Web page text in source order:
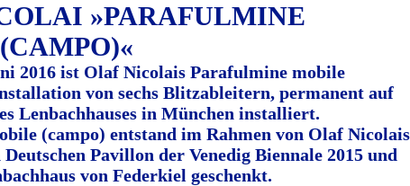
»PARAFULMINE
2016 ist Olaf Nicolais Parafulmine mobile
von sechs Blitzableitern, permanent auf
Lenbachhauses in München installiert.
(campo) entstand im Rahmen von Olaf Nicolais
Pavillon der Venedig Biennale 2015 und
von Federkiel geschenkt.